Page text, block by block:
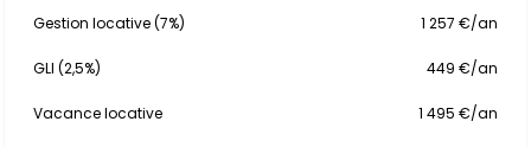
Gestion locative (7%) 1 257 €/an
GLI (2,5%) 449 €/an
Vacance locative 1 495 €/an